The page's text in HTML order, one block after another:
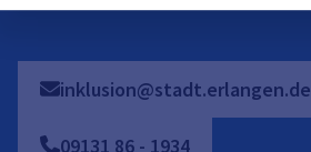
inklusion@stadt.erlangen.de
09131 86 - 1934